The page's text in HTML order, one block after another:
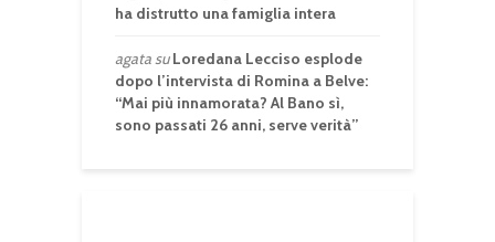
ha distrutto una famiglia intera
agatasuLoredana Lecciso esplode
dopo l’intervista di Romina a Belve:
“Mai più innamorata? Al Bano sì,
sono passati 26 anni, serve verità”